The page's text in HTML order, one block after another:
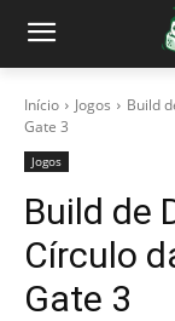
Início Jogos
Build
Gate 3
Jogos
Build de
Círculo
Gate 3